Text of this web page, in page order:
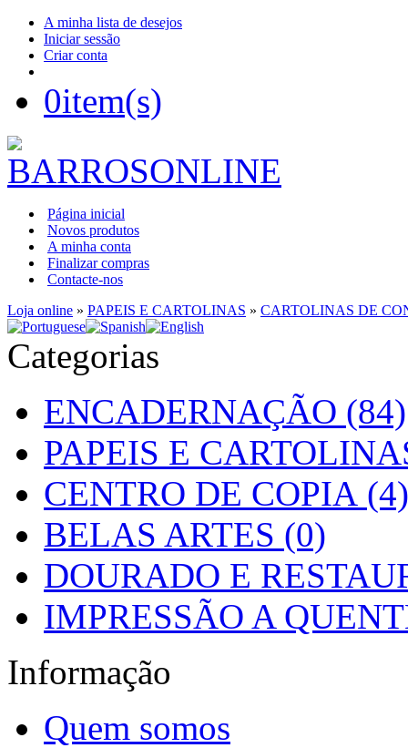
A minha lista de desejos
Iniciar sessão
Criar conta
0item(s)
Página inicial
Novos produtos
A minha conta
Finalizar compras
Contacte-nos
Loja online » PAPEIS E CARTOLINAS » CARTOLINAS DE
Categorias
ENCADERNAÇÃO (84)
PAPEIS E
CENTRO DE COPIA (4)
BELAS ARTES (0)
DOURADO E
IMPRESSÃO A
Informação
Quem somos